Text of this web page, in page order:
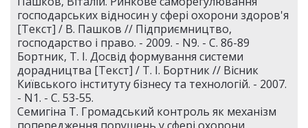
господарських відносин у сфері охорони здоров'я
[Текст] / В. Пашков // Підприємництво,
господарство і право. - 2009. - N9. - С. 86-89
Бортник, Т. І. Досвід формування системи
дорадництва [Текст] / Т. І. Бортник // Вісник
Київського інституту бізнесу та технологій. - 2007.
- N1. - С. 53-55.
Семигіна Т. Громадський контроль як механізм